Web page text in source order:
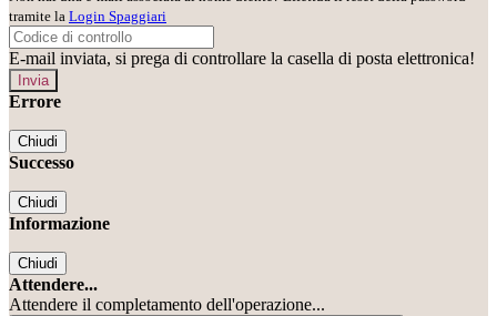
tramite la Login Spaggiari
E-mail inviata, si prega di controllare la casella di posta elettronica!
Errore
Chiudi
Successo
Chiudi
Informazione
Chiudi
Attendere...
Attendere il completamento dell'operazione...